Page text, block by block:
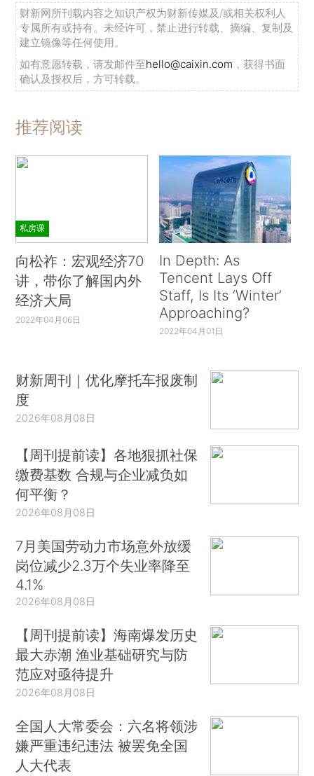
财新网所刊载内容之知识产权为财新传媒及/或相关权利人
专属所有或持有。未经许可，禁止进行转载、摘编、复制及
建立镜像等任何使用。
如有意愿转载，请发邮件至hello@caixin.com ，获得书面
确认及授权后，方可转载。
推荐阅读
私房课
向松祚：宏观经济70
讲，带你了解国内外
经济大局
2022年04月06日
In Depth: As
Tencent Lays Off
Staff, Is Its ‘Winter’
Approaching?
2022年04月01日
财新周刊｜优化摩托车报废制
度
2026年08月08日
【周刊提前读】各地狠抓社保
缴费基数 合规与企业减负如
何平衡？
2026年08月08日
7月美国劳动力市场意外放缓
岗位减少2.3万个失业率降至
4.1%
2026年08月08日
【周刊提前读】海南爆发历史
最大赤潮 渔业基础研究与防
范应对亟待提升
2026年08月08日
全国人大常委会：六名将领涉
嫌严重违纪违法 被罢免全国
人大代表